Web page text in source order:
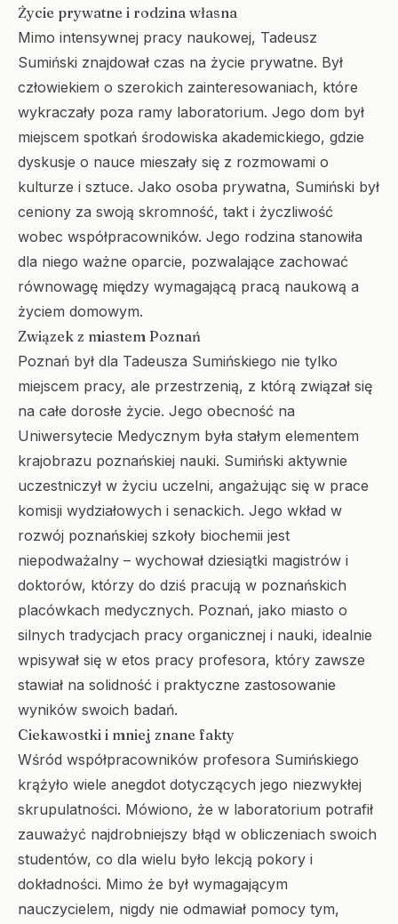
Życie prywatne i rodzina własna
Mimo intensywnej pracy naukowej, Tadeusz
Sumiński znajdował czas na życie prywatne. Był
człowiekiem o szerokich zainteresowaniach, które
wykraczały poza ramy laboratorium. Jego dom był
miejscem spotkań środowiska akademickiego, gdzie
dyskusje o nauce mieszały się z rozmowami o
kulturze i sztuce. Jako osoba prywatna, Sumiński był
ceniony za swoją skromność, takt i życzliwość
wobec współpracowników. Jego rodzina stanowiła
dla niego ważne oparcie, pozwalające zachować
równowagę między wymagającą pracą naukową a
życiem domowym.
Związek z miastem Poznań
Poznań był dla Tadeusza Sumińskiego nie tylko
miejscem pracy, ale przestrzenią, z którą związał się
na całe dorosłe życie. Jego obecność na
Uniwersytecie Medycznym była stałym elementem
krajobrazu poznańskiej nauki. Sumiński aktywnie
uczestniczył w życiu uczelni, angażując się w prace
komisji wydziałowych i senackich. Jego wkład w
rozwój poznańskiej szkoły biochemii jest
niepodważalny – wychował dziesiątki magistrów i
doktorów, którzy do dziś pracują w poznańskich
placówkach medycznych. Poznań, jako miasto o
silnych tradycjach pracy organicznej i nauki, idealnie
wpisywał się w etos pracy profesora, który zawsze
stawiał na solidność i praktyczne zastosowanie
wyników swoich badań.
Ciekawostki i mniej znane fakty
Wśród współpracowników profesora Sumińskiego
krążyło wiele anegdot dotyczących jego niezwykłej
skrupulatności. Mówiono, że w laboratorium potrafił
zauważyć najdrobniejszy błąd w obliczeniach swoich
studentów, co dla wielu było lekcją pokory i
dokładności. Mimo że był wymagającym
nauczycielem, nigdy nie odmawiał pomocy tym,